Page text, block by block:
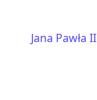
Jana Pawła II